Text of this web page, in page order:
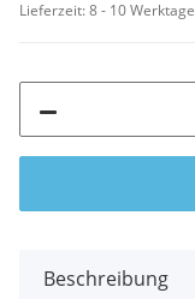
Lieferzeit:8 - 10 Werktage
Beschreibung